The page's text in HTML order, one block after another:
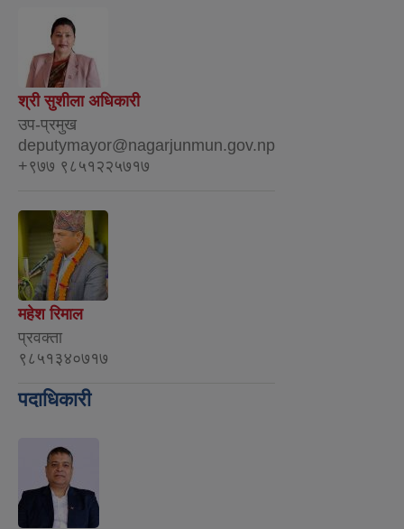
श्री सुशीला अधिकारी
उप-प्रमुख
deputymayor@nagarjunmun.gov.np
+९७७ ९८५१२२५७१७
महेश रिमाल
प्रवक्ता
९८५१३४०७१७
पदाधिकारी